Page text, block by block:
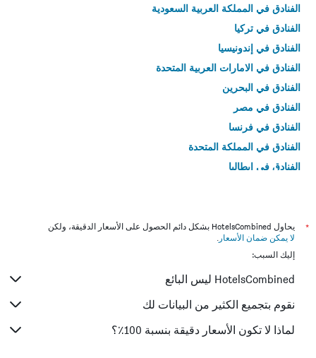
الفنادق في المملكة العربية السعودية
الفنادق في تركيا
الفنادق في إندونيسيا
الفنادق في الامارات العربية المتحدة
الفنادق في البحرين
الفنادق في مصر
الفنادق في فرنسا
الفنادق في المملكة المتحدة
الفنادق في إيطاليا
*
يحاول HotelsCombined بشكل دائم الحصول على الأسعار الدقيقة، ولكن
لا يمكن ضمان الأسعار .
إليك السبب:
HotelsCombined ليس البائع
نقوم بتجميع الكثير من البيانات لك
لماذا لا تكون الأسعار دقيقة بنسبة 100٪؟